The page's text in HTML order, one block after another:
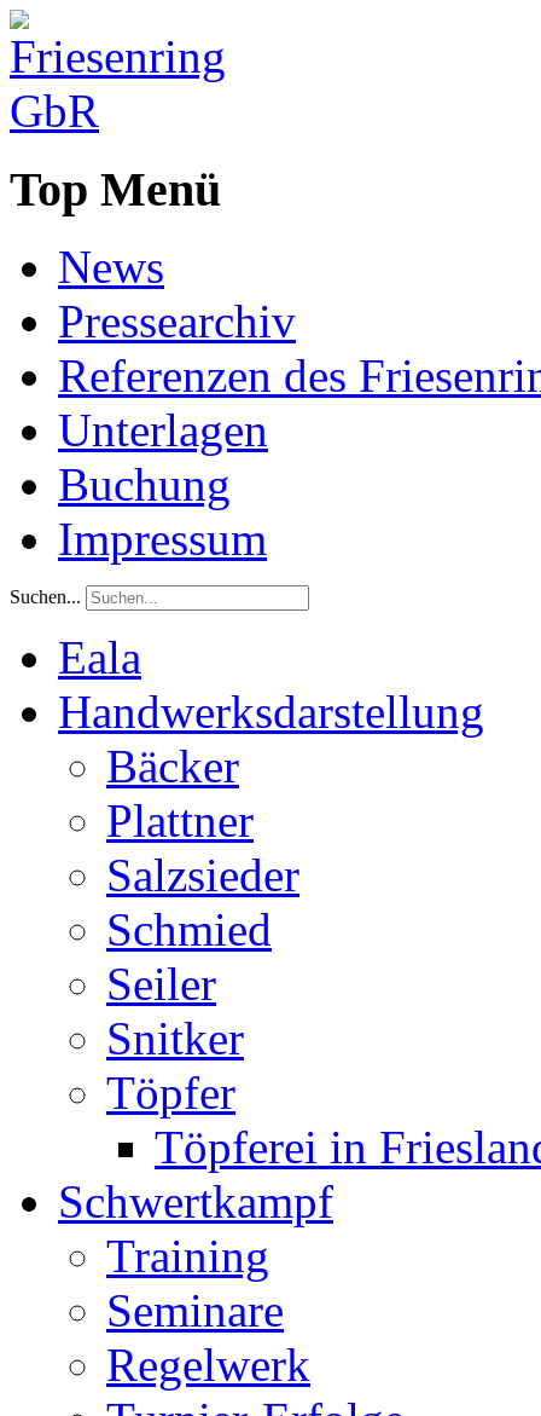
Top Menü
News
Pressearchiv
Referenzen des
Unterlagen
Buchung
Impressum
Suchen...
Eala
Handwerksdarstellung
Bäcker
Plattner
Salzsieder
Schmied
Seiler
Snitker
Töpfer
Töpferei in
Schwertkampf
Training
Seminare
Regelwerk